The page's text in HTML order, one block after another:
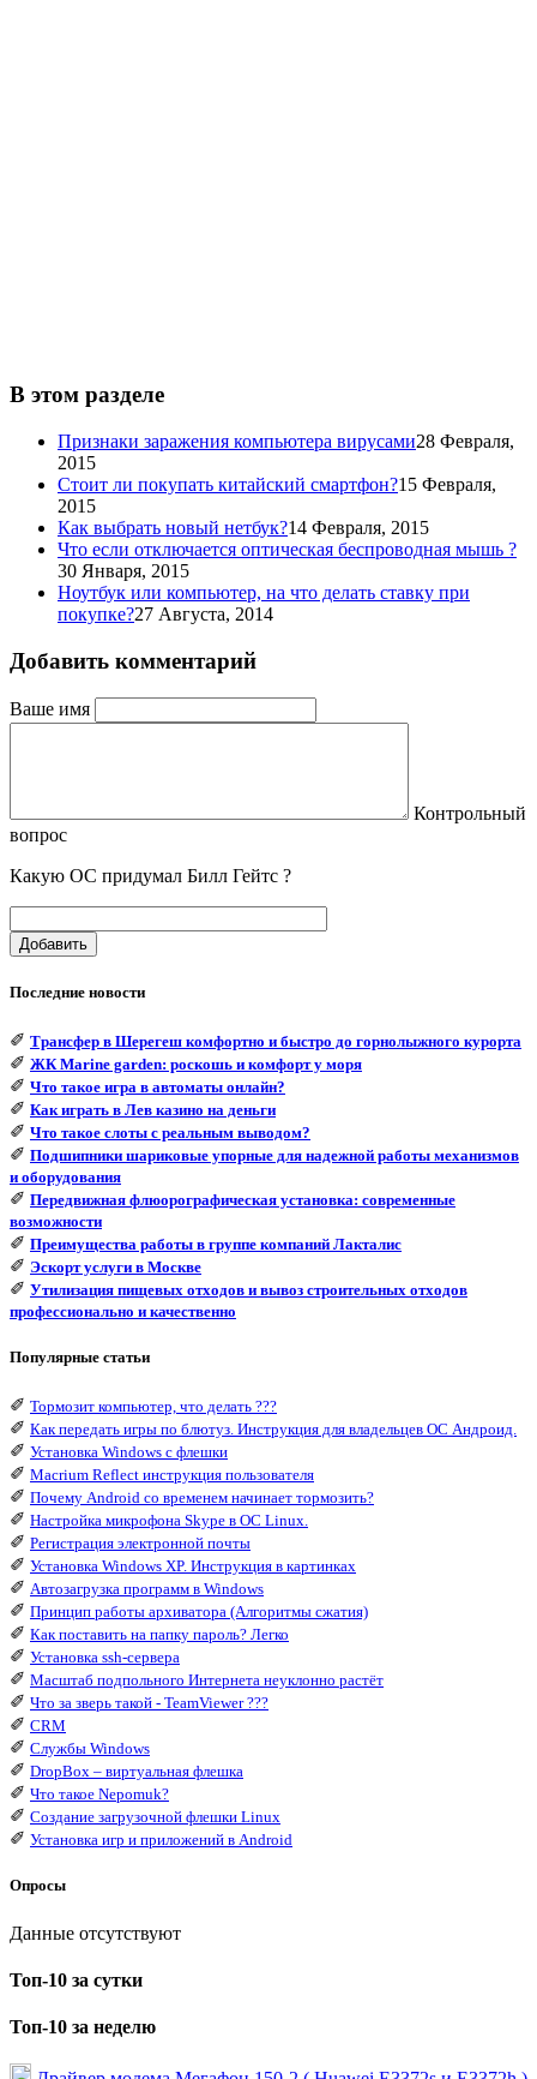
В этом разделе
Признаки заражения компьютера вирусами28 Февраля,
2015
Стоит ли покупать китайский смартфон?15 Февраля,
2015
Как выбрать новый нетбук?14 Февраля, 2015
Что если отключается оптическая беспроводная мышь ?
30 Января, 2015
Ноутбук или компьютер, на что делать ставку при
покупке?27 Августа, 2014
Добавить комментарий
Ваше имя
Контрольный
вопрос
Какую ОС придумал Билл Гейтс ?
Добавить
Последние новости
✐ Трансфер в Шерегеш комфортно и быстро до горнолыжного курорта
✐ ЖК Marine garden: роскошь и комфорт у моря
✐ Что такое игра в автоматы онлайн?
✐ Как играть в Лев казино на деньги
✐ Что такое слоты с реальным выводом?
✐ Подшипники шариковые упорные для надежной работы механизмов
и оборудования
✐ Передвижная флюорографическая установка: современные
возможности
✐ Преимущества работы в группе компаний Лакталис
✐ Эскорт услуги в Москве
✐ Утилизация пищевых отходов и вывоз строительных отходов
профессионально и качественно
Популярные статьи
✐ Тормозит компьютер, что делать ???
✐ Как передать игры по блютуз. Инструкция для владельцев ОС Андроид.
✐ Установка Windows с флешки
✐ Macrium Reflect инструкция пользователя
✐ Почему Android со временем начинает тормозить?
✐ Настройка микрофона Skype в ОС Linux.
✐ Регистрация электронной почты
✐ Установка Windows XP. Инструкция в картинках
✐ Автозагрузка программ в Windows
✐ Принцип работы архиватора (Алгоритмы сжатия)
✐ Как поставить на папку пароль? Легко
✐ Установка ssh-сервера
✐ Масштаб подпольного Интернета неуклонно растёт
✐ Что за зверь такой - TeamViewer ???
✐ CRM
✐ Службы Windows
✐ DropBox – виртуальная флешка
✐ Что такое Nepomuk?
✐ Создание загрузочной флешки Linux
✐ Установка игр и приложений в Android
Опросы
Данные отсутствуют
Топ-10 за сутки
Топ-10 за неделю